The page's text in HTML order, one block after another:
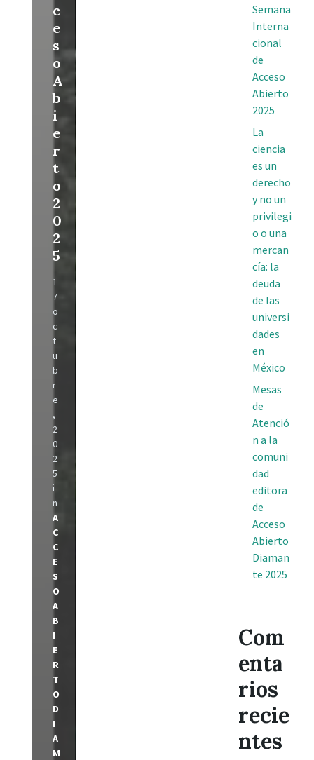
c
e
s
o
A
b
i
e
r
t
o
2
0
2
5
1
7
o
c
t
u
b
r
e
,
2
0
2
5
i
n
A
C
C
E
S
O
A
B
I
E
R
T
O
D
I
A
M
Semana
Interna
cional
de
Acceso
Abierto
2025
La
ciencia
es un
derecho
y no un
privilegi
o o una
mercan
cía: la
deuda
de las
universi
dades
en
México
Mesas
de
Atenció
n a la
comuni
dad
editora
de
Acceso
Abierto
Diaman
te 2025
Com
enta
rios
recie
ntes